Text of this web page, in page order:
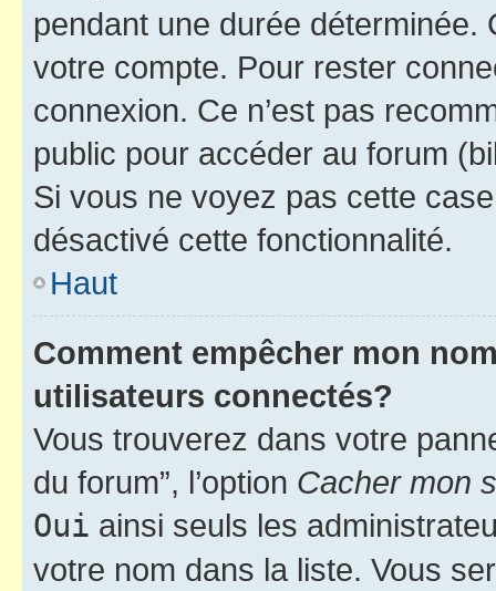
pendant une durée déterminée.
votre compte. Pour rester
connexion. Ce n’est pas
public pour accéder au forum
Si vous ne voyez pas cette
désactivé cette fonctionnalité.
Haut
Comment empêcher mon
utilisateurs connectés?
Vous trouverez dans votre
du forum”, l’option Cacher mon
Oui ainsi seuls les
votre nom dans la liste. Vous